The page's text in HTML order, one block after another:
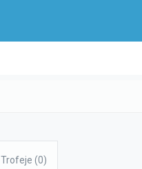
Trofeje (0)